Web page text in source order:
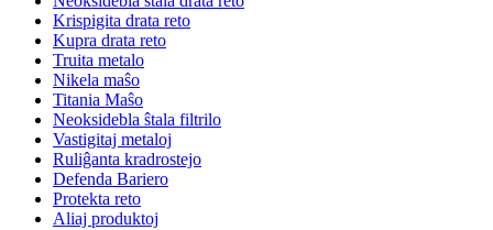
Krispigita drata reto
Kupra drata reto
Truita metalo
Nikela maŝo
Titania Maŝo
Neoksidebla ŝtala filtrilo
Vastigitaj metaloj
Ruliĝanta kradrostejo
Defenda Bariero
Protekta reto
Aliaj produktoj